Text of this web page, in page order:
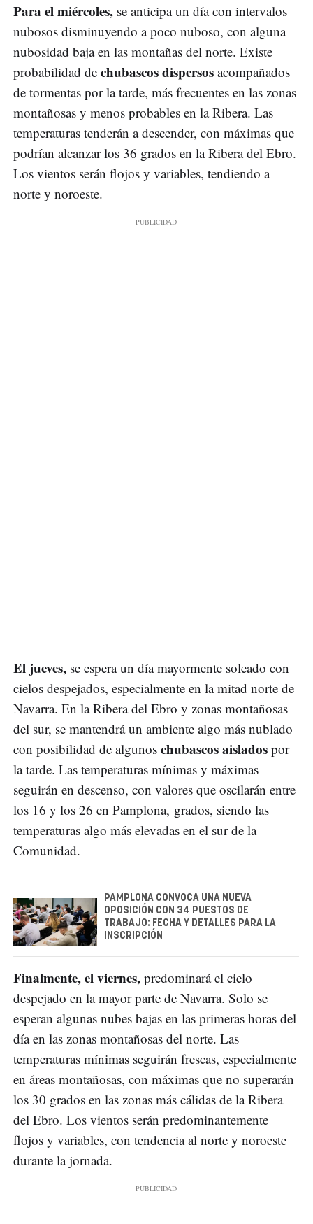
Para el miércoles, se anticipa un día con intervalos
nubosos disminuyendo a poco nuboso, con alguna
nubosidad baja en las montañas del norte. Existe
probabilidad de chubascos dispersos acompañados
de tormentas por la tarde, más frecuentes en las zonas
montañosas y menos probables en la Ribera. Las
temperaturas tenderán a descender, con máximas que
podrían alcanzar los 36 grados en la Ribera del Ebro.
Los vientos serán flojos y variables, tendiendo a
norte y noroeste.
El jueves, se espera un día mayormente soleado con
cielos despejados, especialmente en la mitad norte de
Navarra. En la Ribera del Ebro y zonas montañosas
del sur, se mantendrá un ambiente algo más nublado
con posibilidad de algunos chubascos aislados por
la tarde. Las temperaturas mínimas y máximas
seguirán en descenso, con valores que oscilarán entre
los 16 y los 26 en Pamplona, grados, siendo las
temperaturas algo más elevadas en el sur de la
Comunidad.
PAMPLONA CONVOCA UNA NUEVA
OPOSICIÓN CON 34 PUESTOS DE
TRABAJO: FECHA Y DETALLES PARA LA
INSCRIPCIÓN
Finalmente, el viernes, predominará el cielo
despejado en la mayor parte de Navarra. Solo se
esperan algunas nubes bajas en las primeras horas del
día en las zonas montañosas del norte. Las
temperaturas mínimas seguirán frescas, especialmente
en áreas montañosas, con máximas que no superarán
los 30 grados en las zonas más cálidas de la Ribera
del Ebro. Los vientos serán predominantemente
flojos y variables, con tendencia al norte y noroeste
durante la jornada.